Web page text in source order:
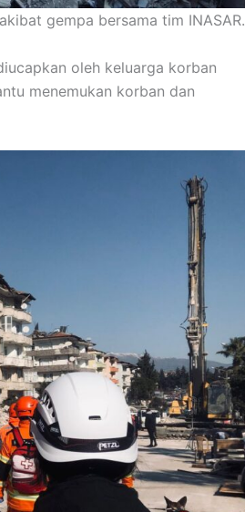
gempa bersama tim INASAR.
oleh keluarga korban
menemukan korban dan